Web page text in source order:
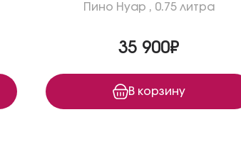
Пино Нуар , 0.75 литра
35 900₽
В корзину